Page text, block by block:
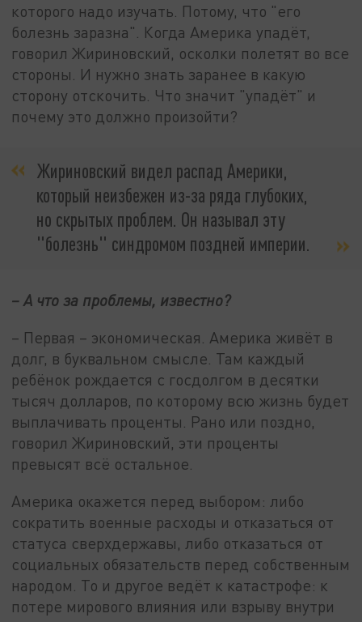
которого надо изучать. Потому, что "его
болезнь заразна". Когда Америка упадёт,
говорил Жириновский, осколки полетят во все
стороны. И нужно знать заранее в какую
сторону отскочить. Что значит "упадёт" и
почему это должно произойти?
Жириновский видел распад Америки,
который неизбежен из-за ряда глубоких,
но скрытых проблем. Он называл эту
"болезнь" синдромом поздней империи.
– А что за проблемы, известно?
– Первая – экономическая. Америка живёт в
долг, в буквальном смысле. Там каждый
ребёнок рождается с госдолгом в десятки
тысяч долларов, по которому всю жизнь будет
выплачивать проценты. Рано или поздно,
говорил Жириновский, эти проценты
превысят всё остальное.
Америка окажется перед выбором: либо
сократить военные расходы и отказаться от
статуса сверхдержавы, либо отказаться от
социальных обязательств перед собственным
народом. То и другое ведёт к катастрофе: к
потере мирового влияния или взрыву внутри